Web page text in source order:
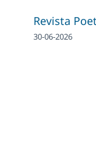
Revista
30-06-2026